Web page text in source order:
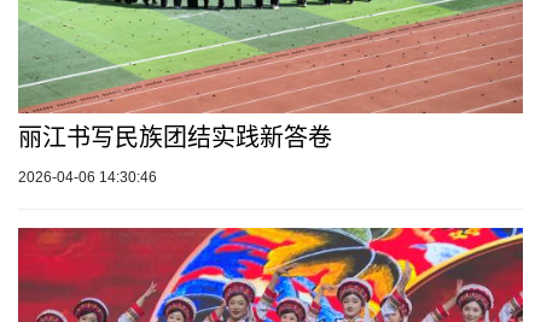
丽江书写民族团结实践新答卷
2026-04-06 14:30:46